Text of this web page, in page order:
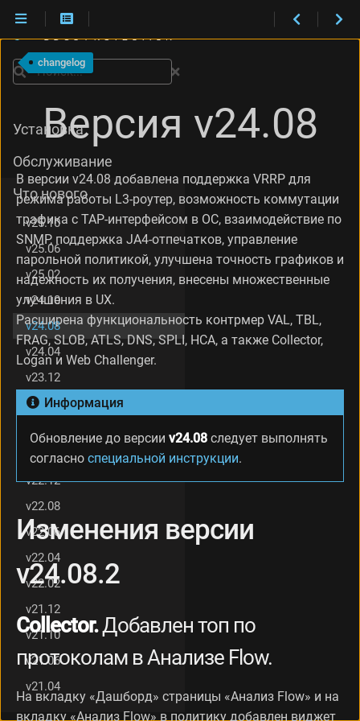
м
е
н
я
в
е
с
и
и
v
4
.
0
8
2
е
и
я
р
и
.
changelog
Версия v24.08
В версии v24.08 добавлена поддержка VRRP для
режима работы L3-роутер, возможность коммутации
трафика c TAP-интерфейсом в ОС, взаимодействие по
SNMP, поддержка JA4-отпечатков, управление
парольной политикой, улучшена точность графиков и
надежность их получения, внесены множественные
улучшения в UX.
Расширена функциональность контрмер VAL, TBL,
FRAG, SLOB, ATLS, DNS, SPLI, HCA, а также Collector,
Logan и Web Challenger.
Информация
Обновление до версии v24.08 следует выполнять
согласно специальной инструкции.
Изменения версии
v24.08.2
Collector.Добавлен топ по
протоколам в Анализе Flow.
На вкладку «Дашборд» страницы «Анализ Flow» и на
вкладку «Анализ Flow» в политику добавлен виджет
Поиск
Установка
Обслуживание
Что нового
v25.10
v25.06
v25.02
v24.10
v24.08
v24.04
v23.12
v23.08
v23.02
v22.12
v22.08
v22.06
v22.04
v22.02
v21.12
v21.10
v21.06
v21.04